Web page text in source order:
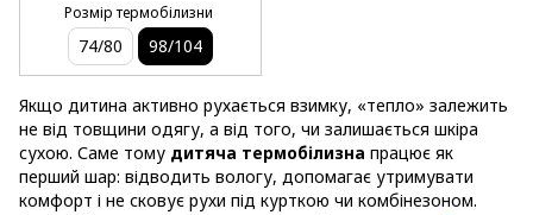
Розмір термобілизни
74/80 98/104
Якщо дитина активно рухається взимку, «тепло» залежить
не від товщини одягу, а від того, чи залишається шкіра
сухою. Саме тому дитяча термобілизна працює як
перший шар: відводить вологу, допомагає утримувати
комфорт і не сковує рухи під курткою чи комбінезоном.